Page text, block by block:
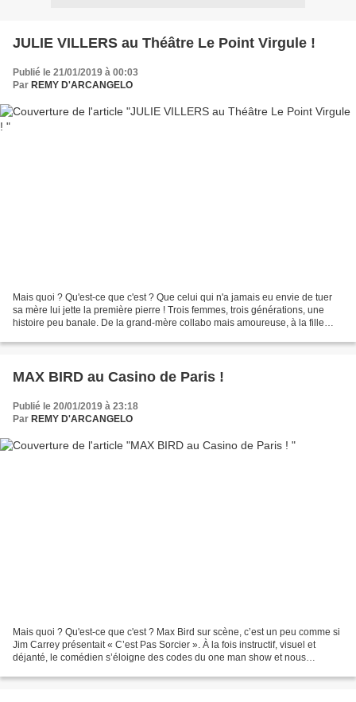
JULIE VILLERS au Théâtre Le Point Virgule !
Publié le 21/01/2019 à 00:03
Par REMY D'ARCANGELO
Mais quoi ? Qu'est-ce que c'est ? Que celui qui n'a jamais eu envie de tuer
sa mère lui jette la première pierre ! Trois femmes, trois générations, une
histoire peu banale. De la grand-mère collabo mais amoureuse, à la fille
MAX BIRD au Casino de Paris !
Publié le 20/01/2019 à 23:18
Par REMY D'ARCANGELO
Mais quoi ? Qu'est-ce que c'est ? Max Bird sur scène, c’est un peu comme si
Jim Carrey présentait « C’est Pas Sorcier ». À la fois instructif, visuel et
déjanté, le comédien s’éloigne des codes du one man show et nous